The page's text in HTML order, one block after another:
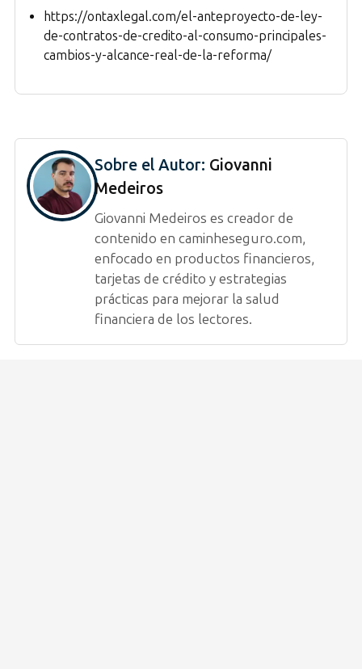
https://ontaxlegal.com/el-anteproyecto-de-ley-
de-contratos-de-credito-al-consumo-principales-
cambios-y-alcance-real-de-la-reforma/
Sobre el Autor: Giovanni
Medeiros
Giovanni Medeiros es creador de
contenido en caminheseguro.com,
enfocado en productos financieros,
tarjetas de crédito y estrategias
prácticas para mejorar la salud
financiera de los lectores.